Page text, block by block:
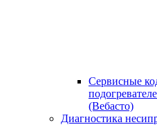
Сервисные
(Вебасто)
Диагностика